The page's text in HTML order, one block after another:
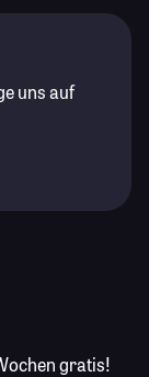
uns auf
gratis!